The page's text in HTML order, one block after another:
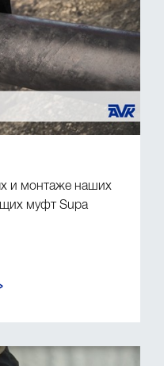
и монтаже наших
муфт Supa